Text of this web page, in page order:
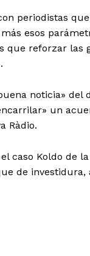
periodistas
esos
que reforzar las
noticia» del
un
Ràdio.
caso Koldo de
de investidura,